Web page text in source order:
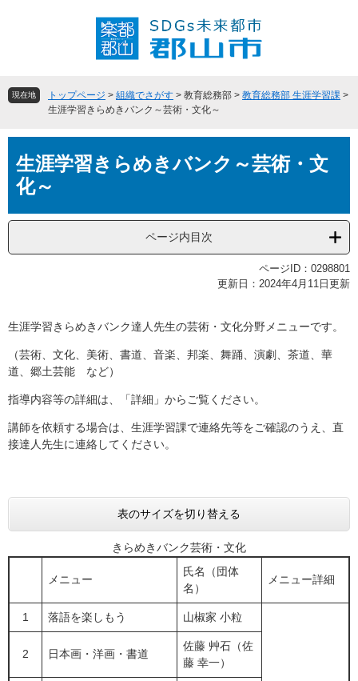
頭
飛現在地 トップページ > 組織でさがす > 教育総務部 > 教育総務部 生涯学習課 >
生涯学習きらめきバンク～芸術・文化～
文生涯学習きらめきバンク～芸術・文
化～
ページ内目次
ページID：0298801
更新日：2024年4月11日更新
生涯学習きらめきバンク達人先生の芸術・文化分野メニューです。
（芸術、文化、美術、書道、音楽、邦楽、舞踊、演劇、茶道、華
道、郷土芸能 など）
指導内容等の詳細は、「詳細」からご覧ください。
講師を依頼する場合は、生涯学習課で連絡先等をご確認のうえ、直
接達人先生に連絡してください。
表のサイズを切り替える
きらめきバンク芸術・文化
メニュー
氏名（団体
名）
メニュー詳細
1 落語を楽しもう 山椒家 小粒
2 日本画・洋画・書道
佐藤 艸石（佐
藤 幸一）